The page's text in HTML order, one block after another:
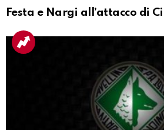
Festa e Nargi all’attacco di